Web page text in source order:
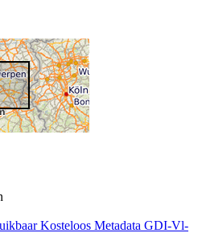
Kosteloos Metadata GDI-Vl-